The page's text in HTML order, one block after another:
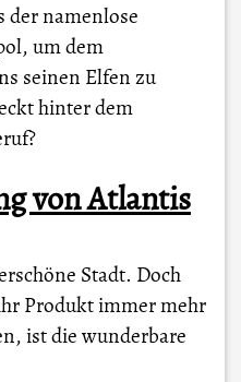
der namenlose
um dem
seinen Elfen zu
hinter dem
von Atlantis
Stadt. Doch
Produkt immer mehr
ist die wunderbare